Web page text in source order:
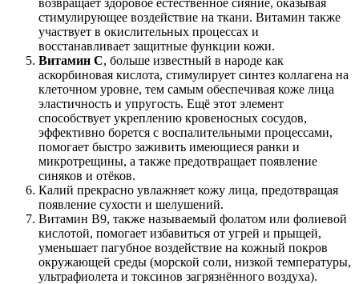
стимулирующее воздействие на ткани. Витамин также
участвует в окислительных процессах и
восстанавливает защитные функции кожи.
Витамин С, больше известный в народе как
аскорбиновая кислота, стимулирует синтез коллагена на
клеточном уровне, тем самым обеспечивая коже лица
эластичность и упругость. Ещё этот элемент
способствует укреплению кровеносных сосудов,
эффективно борется с воспалительными процессами,
помогает быстро заживить имеющиеся ранки и
микротрещины, а также предотвращает появление
синяков и отёков.
Калий прекрасно увлажняет кожу лица, предотвращая
появление сухости и шелушений.
Витамин В9, также называемый фолатом или фолиевой
кислотой, помогает избавиться от угрей и прыщей,
уменьшает пагубное воздействие на кожный покров
окружающей среды (морской соли, низкой температуры,
ультрафиолета и токсинов загрязнённого воздуха).